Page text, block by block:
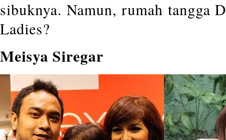
sibuknya. Namun, rumah tangga
Ladies?
Meisya Siregar